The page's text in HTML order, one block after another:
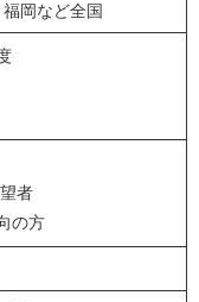
岡など全国
者
の方